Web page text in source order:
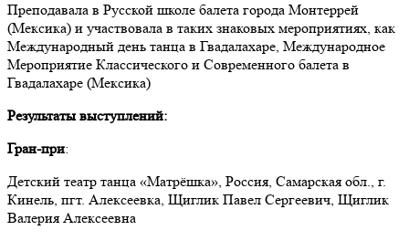
Преподавала в Русской школе балета города Монтеррей
(Мексика) и участвовала в таких знаковых мероприятиях, как
Международный день танца в Гвадалахаре, Международное
Мероприятие Классического и Современного балета в
Гвадалахаре (Мексика)
Результаты выступлений:
Гран-при:
Детский театр танца «Матрёшка», Россия, Самарская обл., г.
Кинель, пгт. Алексеевка, Щиглик Павел Сергеевич, Щиглик
Валерия Алексеевна